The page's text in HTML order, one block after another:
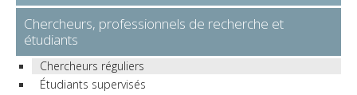
Chercheurs, professionnels de recherche et
étudiants
Chercheurs réguliers
Étudiants supervisés